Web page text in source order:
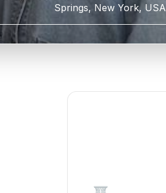
Springs, New York, USA